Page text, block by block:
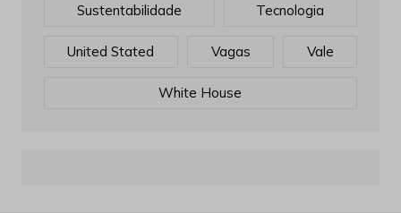
Sustentabilidade Tecnologia
United Stated Vagas Vale
White House